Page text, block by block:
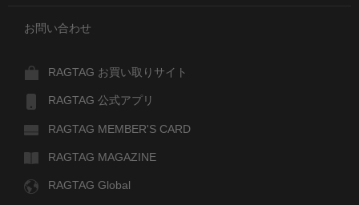
お問い合わせ
RAGTAG お買い取りサイト
RAGTAG 公式アプリ
RAGTAG MEMBER'S CARD
RAGTAG MAGAZINE
RAGTAG Global